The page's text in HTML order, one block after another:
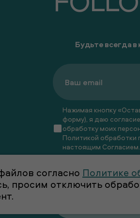
Будьте всегда в
Нажимая кнопку
форму), я даю
обработку моих
Политикой обработки
настоящим Согласием.
информационных
согласно Политике
просим отключить